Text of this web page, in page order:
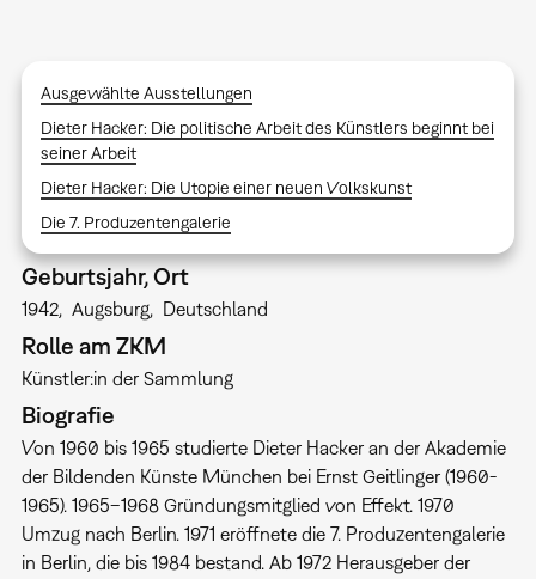
Ausgewählte Ausstellungen
Dieter Hacker: Die politische Arbeit des Künstlers beginnt bei
seiner Arbeit
Dieter Hacker: Die Utopie einer neuen Volkskunst
Die 7. Produzentengalerie
Geburtsjahr, Ort
1942 Augsburg Deutschland
Rolle am ZKM
Künstler:in der Sammlung
Biografie
Von 1960 bis 1965 studierte Dieter Hacker an der Akademie
der Bildenden Künste München bei Ernst Geitlinger (1960-
1965). 1965–1968 Gründungsmitglied von Effekt. 1970
Umzug nach Berlin. 1971 eröffnete die 7. Produzentengalerie
in Berlin, die bis 1984 bestand. Ab 1972 Herausgeber der